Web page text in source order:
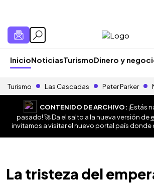
InicioNoticiasTurismoDinero y
Turismo Las Cascadas Peter Parker
CONTENIDO DE ARCHIVO:¡Estás
pasado! 🚀 Da el salto a la nueva versión de
invitamos a visitar el nuevo portal país
La tristeza del